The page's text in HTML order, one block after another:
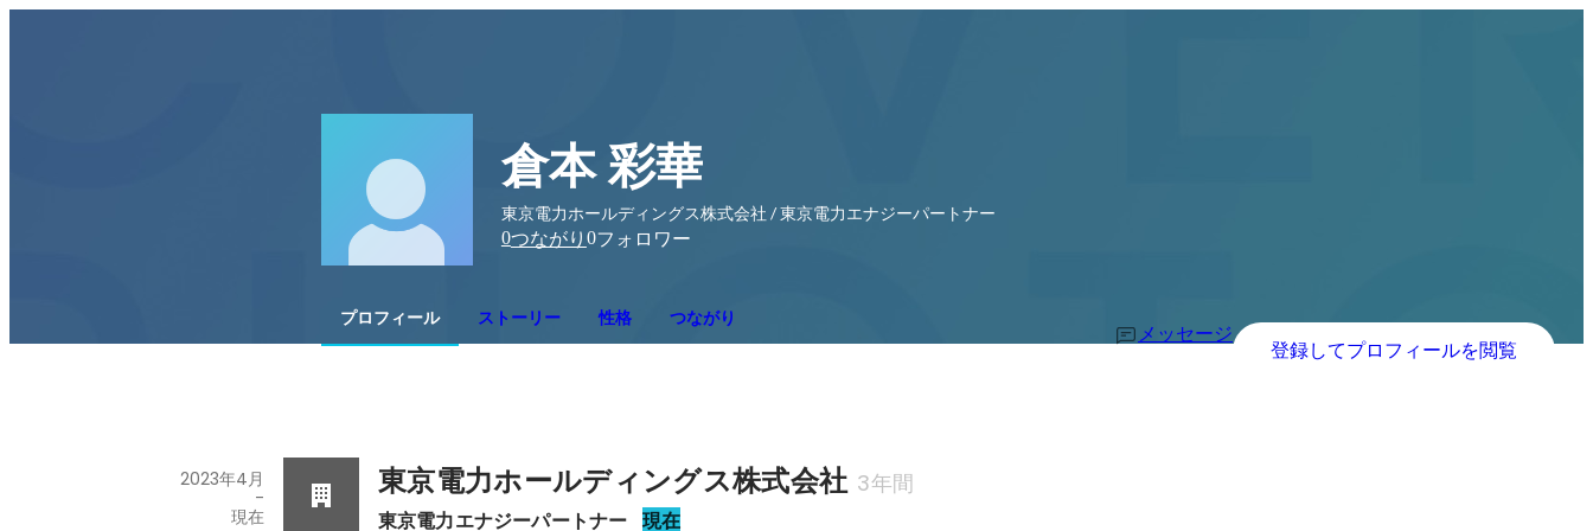
倉本 彩華
東京電力ホールディングス株式会社 / 東京電力エナジーパートナー
0つながり 0フォロワー
プロフィール ストーリー 性格 つながり
メッセージ
登録してプロフィールを閲覧
東京電力ホールディングス株式会社 3年間
東京電力エナジーパートナー 現在
2023年4月
-
現在